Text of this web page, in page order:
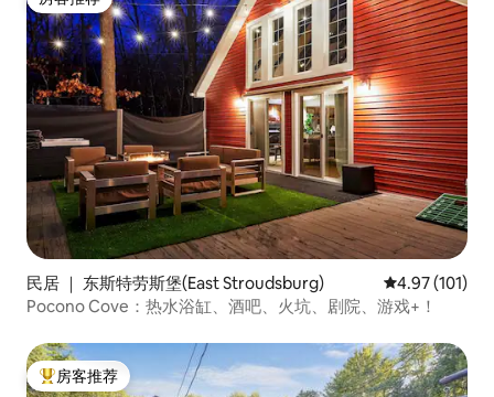
房客推荐
民居 ｜ 东斯特劳斯堡(East Stroudsburg) 平均评分 4.97
4.97 (101)
Pocono Cove：热水浴缸、酒吧、火坑、剧院、游戏+！
热门「房客推荐」
房客推荐